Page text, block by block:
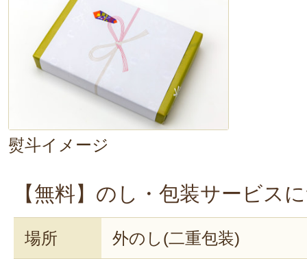
熨斗イメージ
【無料】のし・包装サービス
場所 外のし(二重包装)